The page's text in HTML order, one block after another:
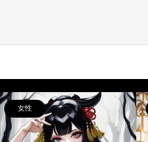
女性